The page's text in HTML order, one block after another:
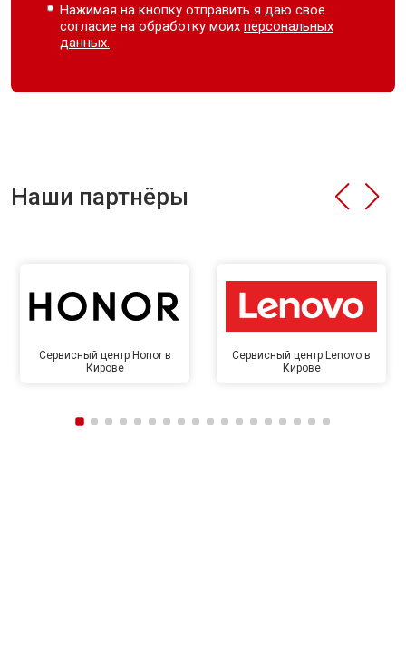
Нажимая на кнопку отправить я даю свое
согласие на обработку моихперсональных
данных.
Наши партнёры
Сервисный центр Honor в
Кирове
Сервисный центр Lenovo в
Кирове